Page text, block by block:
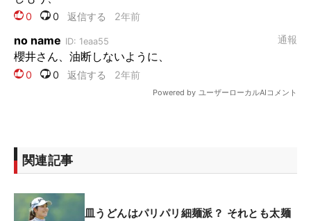
関連記事
皿うどんはパリパリ細麺派？ それとも太麺